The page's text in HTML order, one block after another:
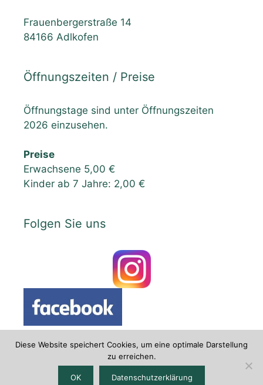
Frauenbergerstraße 14
84166 Adlkofen
Öffnungszeiten / Preise
Öffnungstage sind unter Öffnungszeiten
2026 einzusehen.
Preise
Erwachsene 5,00 €
Kinder ab 7 Jahre: 2,00 €
Folgen Sie uns
Diese Website speichert Cookies, um eine optimale Darstellung
zu erreichen.
OK Datenschutzerklärung